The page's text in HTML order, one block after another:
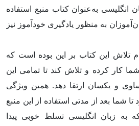
انگلیسی به‌عنوان کتاب منبع استفاده
به منظور یادگیری خودآموز نیز
تلاش این کتاب بر این بوده است که
کار کرده و تلاش کند تا تمامی این
و یکسان ارتقا دهد. همین ویژگی
شما بعد از مدتی استفاده از این منبع
به زبان انگلیسی تسلط خوبی پیدا